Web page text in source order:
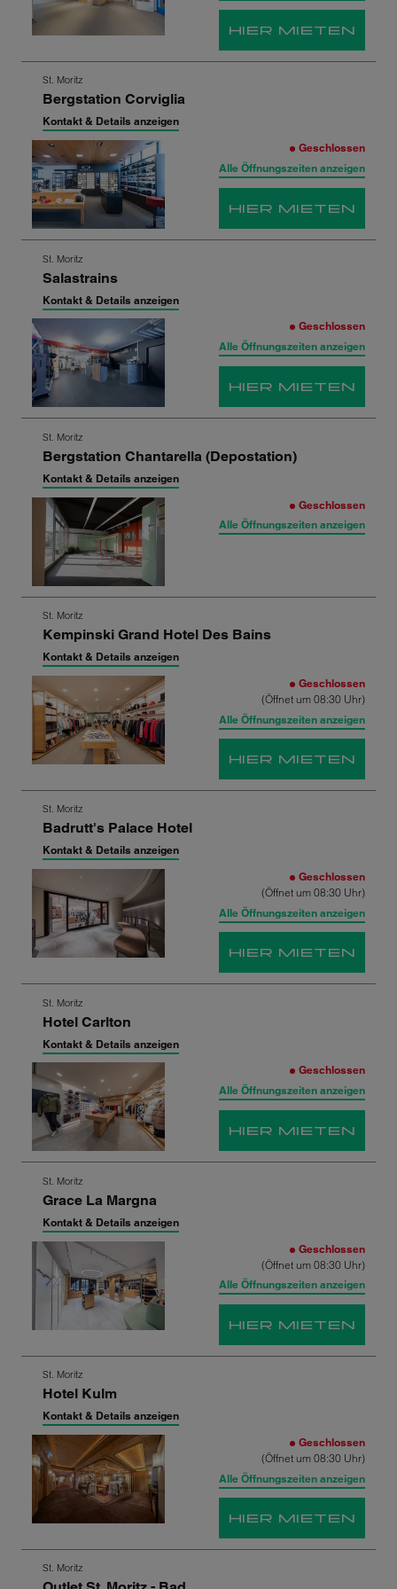
HIER MIETEN
Zum
nächsten
Shop-
Ergebnis
springen
St. Moritz
Bergstation Corviglia
Kontakt & Details anzeigen
Geschlossen
Alle Öffnungszeiten anzeigen
HIER MIETEN
Zum
nächsten
Shop-
Ergebnis
springen
St. Moritz
Salastrains
Kontakt & Details anzeigen
Geschlossen
Alle Öffnungszeiten anzeigen
HIER MIETEN
Zum
nächsten
Shop-
Ergebnis
springen
St. Moritz
Bergstation Chantarella (Depostation)
Kontakt & Details anzeigen
Geschlossen
Alle Öffnungszeiten anzeigen
Zum
nächsten
Shop-
Ergebnis
springen
St. Moritz
Kempinski Grand Hotel Des Bains
Kontakt & Details anzeigen
Geschlossen
(Öffnet um 08:30 Uhr)
Alle Öffnungszeiten anzeigen
HIER MIETEN
Zum
nächsten
Shop-
Ergebnis
springen
St. Moritz
Badrutt's Palace Hotel
Kontakt & Details anzeigen
Geschlossen
(Öffnet um 08:30 Uhr)
Alle Öffnungszeiten anzeigen
HIER MIETEN
Zum
nächsten
Shop-
Ergebnis
springen
St. Moritz
Hotel Carlton
Kontakt & Details anzeigen
Geschlossen
Alle Öffnungszeiten anzeigen
HIER MIETEN
Zum
nächsten
Shop-
Ergebnis
springen
St. Moritz
Grace La Margna
Kontakt & Details anzeigen
Geschlossen
(Öffnet um 08:30 Uhr)
Alle Öffnungszeiten anzeigen
HIER MIETEN
Zum
nächsten
Shop-
Ergebnis
springen
St. Moritz
Hotel Kulm
Kontakt & Details anzeigen
Geschlossen
(Öffnet um 08:30 Uhr)
Alle Öffnungszeiten anzeigen
HIER MIETEN
Zum
St. Moritz